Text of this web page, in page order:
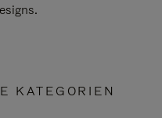
KATEGORIEN